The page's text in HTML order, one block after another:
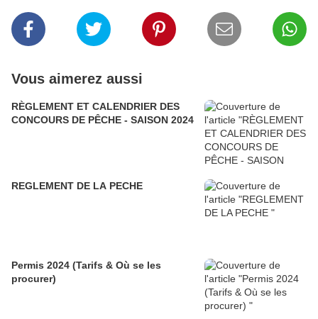
Vous aimerez aussi
RÈGLEMENT ET CALENDRIER DES
CONCOURS DE PÊCHE - SAISON 2024
REGLEMENT DE LA PECHE
Permis 2024 (Tarifs & Où se les
procurer)